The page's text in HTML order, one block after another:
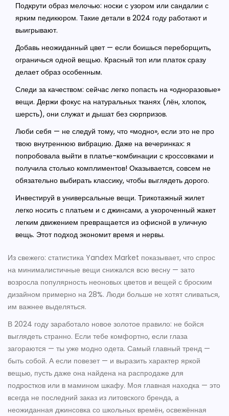
Подкрути образ мелочью: носки с узором или сандалии с
ярким педикюром. Такие детали в 2024 году работают и
выигрывают.
Добавь неожиданный цвет — если боишься переборщить,
ограничься одной вещью. Красный топ или платок сразу
делает образ особенным.
Следи за качеством: сейчас легко попасть на «одноразовые»
вещи. Держи фокус на натуральных тканях (лён, хлопок,
шерсть), они служат и дышат без сюрпризов.
Люби себя — не следуй тому, что «модно», если это не про
твою внутреннюю вибрацию. Даже на вечеринках: я
попробовала выйти в платье-комбинации с кроссовками и
получила столько комплиментов! Оказывается, совсем не
обязательно выбирать классику, чтобы выглядеть дорого.
Инвестируй в универсальные вещи. Трикотажный жилет
легко носить с платьем и с джинсами, а укороченный жакет
легким движением превращается из офисной в уличную
вещь. Этот подход экономит время и нервы.
Из свежего: статистика Yandex Market показывает, что спрос
на минималистичные вещи снижался всю весну — зато
возросла популярность неоновых цветов и вещей с броским
дизайном примерно на 28%. Люди больше не хотят сливаться,
им важнее выделяться.
В 2024 году заработало новое золотое правило: не бойся
выглядеть странно. Если тебе комфортно, если глаза
загораются — ты уже модно одета. Самый главный тренд —
быть собой. А если повезет — и выразить характер яркой
вещью, пусть даже она найдена на распродаже для
подростков или в мамином шкафу. Моя главная находка — это
всегда не последний заказ из литовского бренда, а
неожиданная джинсовка со школьных времён, освежённая